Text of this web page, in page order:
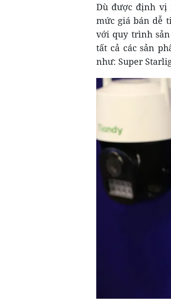
Dù được định vị
mức giá bán dễ
với quy trình
tất cả các sản
như: Super